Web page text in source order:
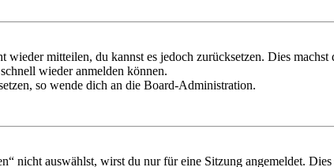
mitteilen, du kannst es jedoch zurücksetzen. Dies
wieder anmelden können.
so wende dich an die Board-Administration.
nicht auswählst, wirst du nur für eine Sitzung angemeldet.